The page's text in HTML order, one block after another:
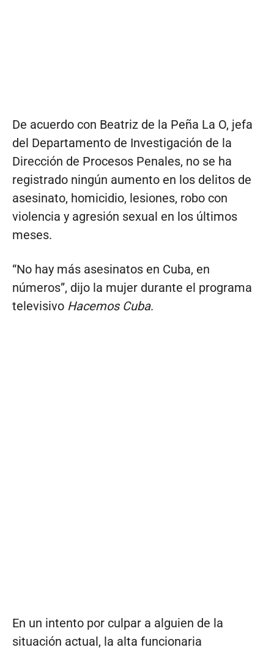
De acuerdo con Beatriz de la Peña La O, jefa
del Departamento de Investigación de la
Dirección de Procesos Penales, no se ha
registrado ningún aumento en los delitos de
asesinato, homicidio, lesiones, robo con
violencia y agresión sexual en los últimos
meses.
“No hay más asesinatos en Cuba, en
números”, dijo la mujer durante el programa
televisivo Hacemos Cuba.
En un intento por culpar a alguien de la
situación actual, la alta funcionaria